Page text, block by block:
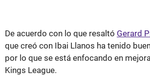
De acuerdo con lo que resaltó Gerard
que creó con Ibai Llanos ha tenido
por lo que se está enfocando en
Kings League.